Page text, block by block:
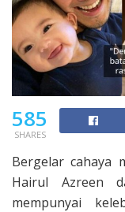
585
SHARES
Bergelar cahaya
Hairul Azreen
mempunyai